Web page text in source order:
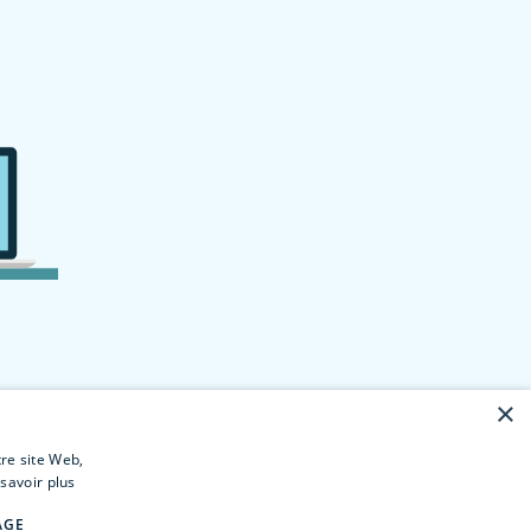
×
site Web,
savoir plus